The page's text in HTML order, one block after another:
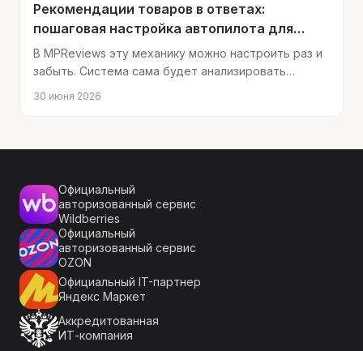
Рекомендации товаров в ответах:
пошаговая настройка автопилота для
кросс-продаж
В MPReviews эту механику можно настроить раз и
забыть. Система сама будет анализировать
30 июня 2026
Официальный
авторизованный сервис
Wildberries
Официальный
авторизованный сервис
OZON
Официальный IT-партнер
Яндекс Маркет
Аккредитованная
ИТ-компания